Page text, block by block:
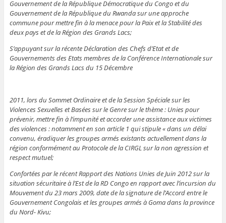
Gouvernement de la République Démocratique du Congo et du
Gouvernement de la République du Rwanda sur une approche
commune pour mettre fin à la menace pour la Paix et la Stabilité des
deux pays et de la Région des Grands Lacs;
S’appuyant sur la récente Déclaration des Chefs d’Etat et de
Gouvernements des Etats membres de la Conférence Internationale sur
la Région des Grands Lacs du 15 Décembre
2011, lors du Sommet Ordinaire et de la Session Spéciale sur les
Violences Sexuelles et Basées sur le Genre sur le thème : Unies pour
prévenir, mettre fin à l’impunité et accorder une assistance aux victimes
des violences : notamment en son article 1 qui stipule « dans un délai
convenu, éradiquer les groupes armés existants actuellement dans la
région conformément au Protocole de la CIRGL sur la non agression et
respect mutuel;
Confortées par le récent Rapport des Nations Unies de Juin 2012 sur la
situation sécuritaire à l’Est de la RD Congo en rapport avec l’incursion du
Mouvement du 23 mars 2009, date de la signature de l’Accord entre le
Gouvernement Congolais et les groupes armés à Goma dans la province
du Nord- Kivu;